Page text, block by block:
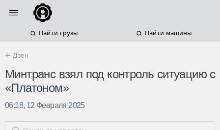
Найти грузы Найти машины
← Дзен
Минтранс взял под контроль ситуацию с
«Платоном»
06:18, 12 Февраля 2025